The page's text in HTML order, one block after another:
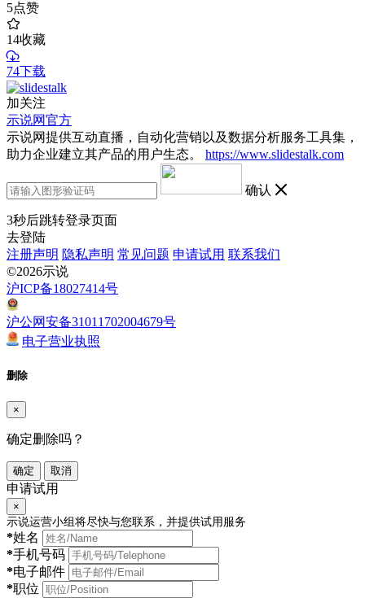
5点赞
14收藏
74下载
加关注
示说网官方
示说网提供互动直播，自动化营销以及数据分析服务工具集，
助力企业建立其产品的用户生态。
https://www.slidestalk.com
确认
3秒后跳转登录页面
去登陆
注册声明 隐私声明 常见问题 申请试用 联系我们
©2026示说
沪ICP备18027414号
沪公网安备31011702004679号
电子营业执照
删除
×
确定删除吗？
确定 取消
申请试用
×
示说运营小组将尽快与您联系，并提供试用服务
*姓名
*手机号码
*电子邮件
*职位